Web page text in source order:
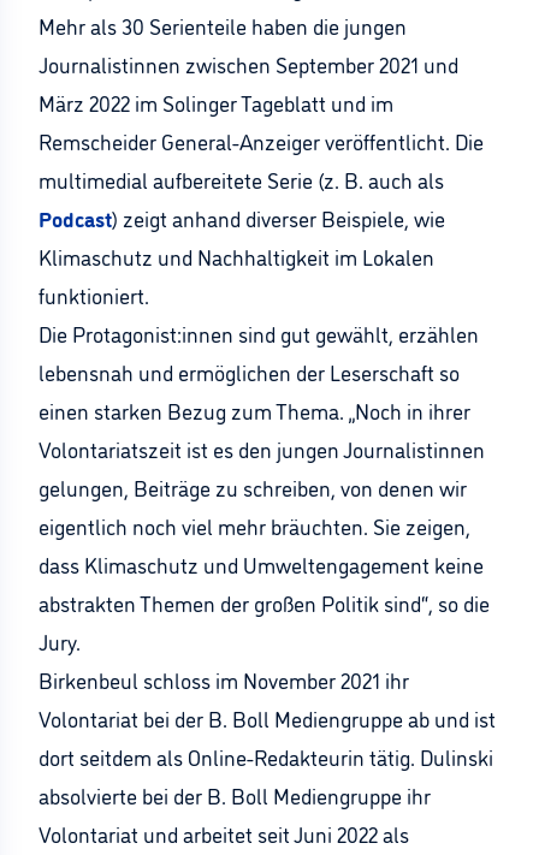
Mehr als 30 Serienteile haben die jungen
Journalistinnen zwischen September 2021 und
März 2022 im Solinger Tageblatt und im
Remscheider General-Anzeiger veröffentlicht. Die
multimedial aufbereitete Serie (z. B. auch als
Podcast) zeigt anhand diverser Beispiele, wie
Klimaschutz und Nachhaltigkeit im Lokalen
funktioniert.
Die Protagonist:innen sind gut gewählt, erzählen
lebensnah und ermöglichen der Leserschaft so
einen starken Bezug zum Thema. „Noch in ihrer
Volontariatszeit ist es den jungen Journalistinnen
gelungen, Beiträge zu schreiben, von denen wir
eigentlich noch viel mehr bräuchten. Sie zeigen,
dass Klimaschutz und Umweltengagement keine
abstrakten Themen der großen Politik sind“, so die
Jury.
Birkenbeul schloss im November 2021 ihr
Volontariat bei der B. Boll Mediengruppe ab und ist
dort seitdem als Online-Redakteurin tätig. Dulinski
absolvierte bei der B. Boll Mediengruppe ihr
Volontariat und arbeitet seit Juni 2022 als